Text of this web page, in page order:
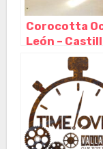
Corocotta
León –